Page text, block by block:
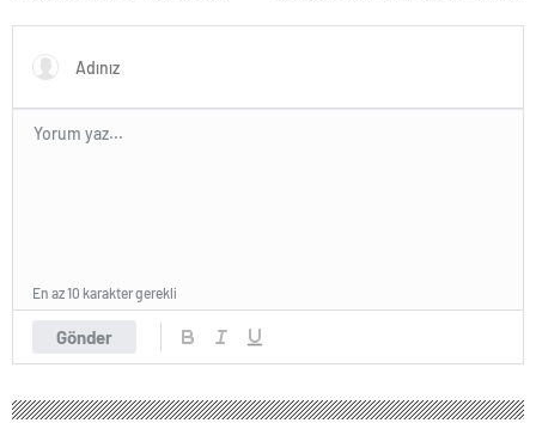
Gönder
En az 10 karakter gerekli